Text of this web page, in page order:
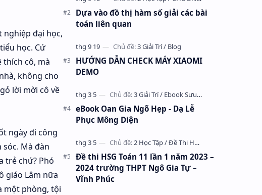
nghiệp đại học,
học. Cứ
cô, mà
không cho
lời mời cô về
ngày đi công
Mà đàn
trẻ chứ? Phó
giáo Lâm nữa
một phòng, tội
Dựa vào đồ thị hàm số giải các bài
toán liên quan
HƯỚNG DẪN CHECK MÁY XIAOMI
DEMO
eBook Oan Gia Ngõ Hẹp - Dạ Lễ
Phục Mông Diện
Đề thi HSG Toán 11 lần 1 năm 2023 –
2024 trường THPT Ngô Gia Tự –
Vĩnh Phúc